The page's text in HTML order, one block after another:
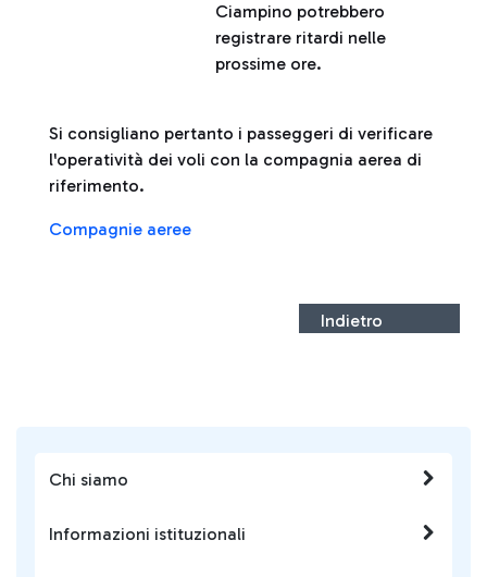
Chi siamo
Informazioni istituzionali
Ciampino potrebbero
registrare ritardi nelle
prossime ore.
Si consigliano pertanto i passeggeri di verificare
l'operatività dei voli con la compagnia aerea di
riferimento.
Compagnie aeree
Indietro